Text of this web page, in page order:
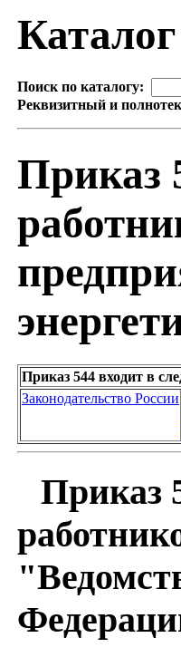
Поиск по каталогу:
Реквизитный и
Приказ
Приказ 544 входит в
Законодательство России
Приказ